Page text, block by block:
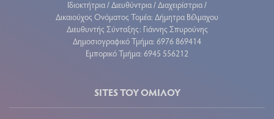
Ιδιοκτήτρια / Διευθύντρια / Διαχειρίστρια /
Δικαιούχος Ονόματος Τομέα: Δήμητρα Βέλμαχου
Διευθυντής Σύνταξης: Γιάννης Σπυρούνης
Δημοσιογραφικό Τμήμα: 6976 869414
Εμπορικό Τμήμα: 6945 556212
SITES ΤΟΥ ΟΜΙΛΟΥ